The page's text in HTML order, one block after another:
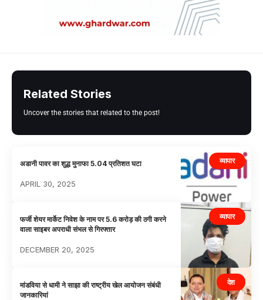
Related Stories
Uncover the stories that related to the post!
व्यापार
अडानी पावर का शुद्ध मुनाफा 5.04 प्रतिशत घटा
APRIL 30, 2025
व्यापार
फर्जी शेयर मार्केट निवेश के नाम पर 5.6 करोड़ की ठगी करने
वाला साइबर अपराधी संभल से गिरफ्तार
DECEMBER 20, 2025
देश
मांडविया से धामी ने साझा की राष्ट्रीय खेल आयोजन संबंधी
जानकारियां